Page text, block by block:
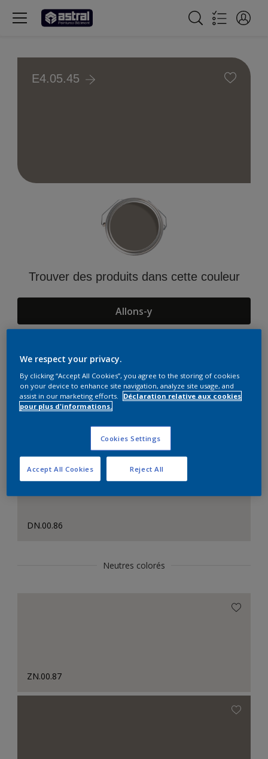
E4.05.45
Trouver des produits dans cette couleur
Allons-y
Suggestions d'Harmonies
DN.00.86
Neutres colorés
ZN.00.87
We respect your privacy.
By clicking “Accept All Cookies”, you agree to the storing of cookies
on your device to enhance site navigation, analyze site usage, and
assist in our marketing efforts.
Déclaration relative aux cookies
pour plus d'informations.
Cookies Settings
Reject All
Accept All Cookies